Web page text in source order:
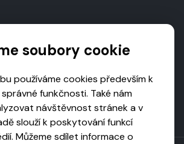
soubory cookie
používáme cookies především k
funkčnosti. Také nám
návštěvnost stránek a v
slouží k poskytování funkcí
Můžeme sdílet informace o